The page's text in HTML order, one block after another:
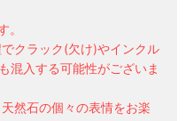
。
クラック(欠け)やインクル
混入する可能性がございま
然石の個々の表情をお楽